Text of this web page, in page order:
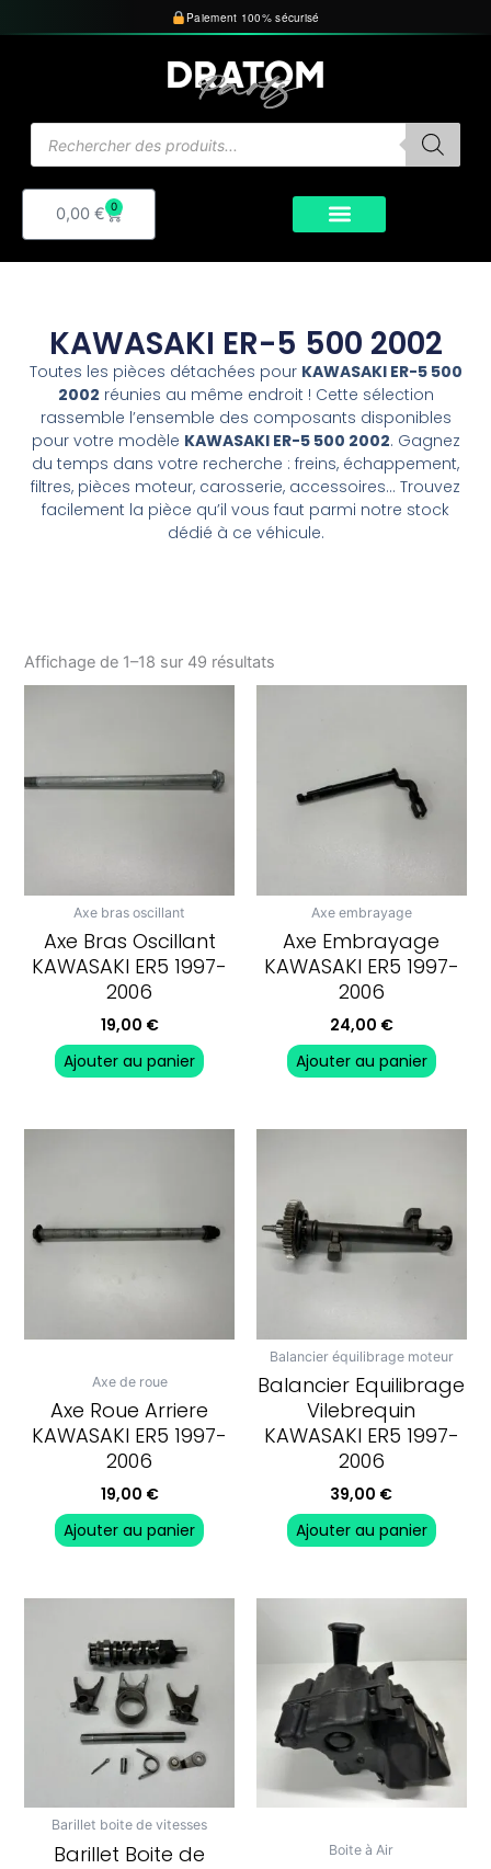
au
Paiement 100% sécurisé
de
0,00 € 0
Panier
KAWASAKI ER-5 500 2002
Toutes les pièces détachées pour KAWASAKI ER-5 500
2002 réunies au même endroit ! Cette sélection
rassemble l’ensemble des composants disponibles
pour votre modèle KAWASAKI ER-5 500 2002. Gagnez
du temps dans votre recherche : freins, échappement,
filtres, pièces moteur, carosserie, accessoires… Trouvez
facilement la pièce qu’il vous faut parmi notre stock
dédié à ce véhicule.
Affichage de 1–18 sur 49 résultats
Axe bras oscillant
Axe Bras Oscillant
KAWASAKI ER5 1997-
2006
19,00 €
Ajouter au panier
Axe embrayage
Axe Embrayage
KAWASAKI ER5 1997-
2006
24,00 €
Ajouter au panier
Axe de roue
Axe Roue Arriere
KAWASAKI ER5 1997-
2006
19,00 €
Ajouter au panier
Balancier équilibrage moteur
Balancier Equilibrage
Vilebrequin
KAWASAKI ER5 1997-
2006
39,00 €
Ajouter au panier
Barillet boite de vitesses
Barillet Boite de
Boite à Air